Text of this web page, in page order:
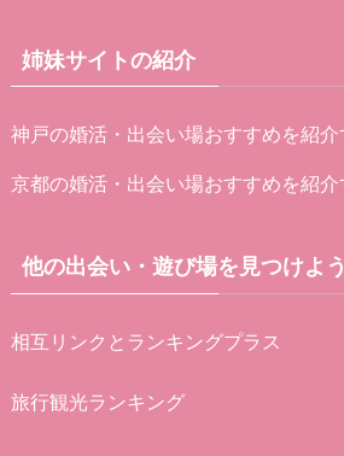
姉妹サイトの紹介
神戸の婚活・出会い場おすすめを紹
京都の婚活・出会い場おすすめを紹
他の出会い・遊び場を見つけよう
相互リンクとランキングプラス
旅行観光ランキング